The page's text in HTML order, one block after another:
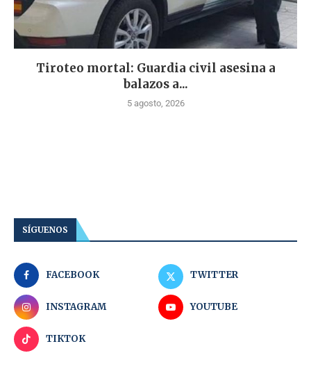
Tiroteo mortal: Guardia civil asesina a
balazos a...
5 agosto, 2026
SÍGUENOS
FACEBOOK TWITTER
INSTAGRAM YOUTUBE
TIKTOK